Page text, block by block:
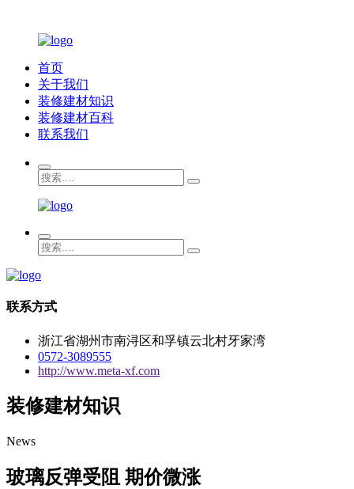
首页
关于我们
装修建材知识
装修建材百科
联系我们
联系方式
浙江省湖州市南浔区和孚镇云北村牙家湾
0572-3089555
http://www.meta-xf.com
装修建材知识
News
玻璃反弹受阻 期价微涨